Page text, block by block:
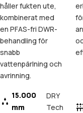
håller fukten ute,
kombinerat med
en PFAS-fri DWR-
behandling för
snabb
vattenpärlning och
avrinning.
15.000
mm
DRY
Tech